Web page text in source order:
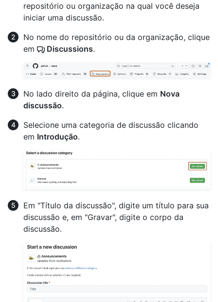
repositório ou organização na qual você deseja
iniciar uma discussão.
No nome do repositório ou da organização, clique
em
Discussions.
No lado direito da página, clique em Nova
discussão.
Selecione uma categoria de discussão clicando
em Introdução.
Em "Título da discussão", digite um título para sua
discussão e, em "Gravar", digite o corpo da
discussão.